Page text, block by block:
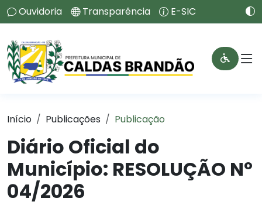
Ouvidoria Transparência E-SIC
Início Publicações Publicação
Diário Oficial do
Município: RESOLUÇÃO Nº
04/2026